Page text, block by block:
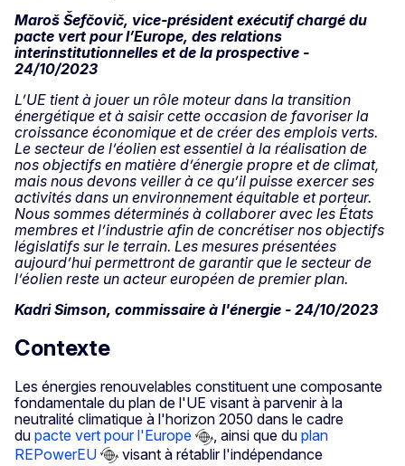
Maroš Šefčovič, vice-président exécutif chargé du
pacte vert pour l’Europe, des relations
interinstitutionnelles et de la prospective -
24/10/2023
L’UE tient à jouer un rôle moteur dans la transition
énergétique et à saisir cette occasion de favoriser la
croissance économique et de créer des emplois verts.
Le secteur de l’éolien est essentiel à la réalisation de
nos objectifs en matière d’énergie propre et de climat,
mais nous devons veiller à ce qu’il puisse exercer ses
activités dans un environnement équitable et porteur.
Nous sommes déterminés à collaborer avec les États
membres et l’industrie afin de concrétiser nos objectifs
législatifs sur le terrain. Les mesures présentées
aujourd’hui permettront de garantir que le secteur de
l’éolien reste un acteur européen de premier plan.
Kadri Simson, commissaire à l'énergie - 24/10/2023
Contexte
Les énergies renouvelables constituent une composante
fondamentale du plan de l'UE visant à parvenir à la
neutralité climatique à l'horizon 2050 dans le cadre
du pacte vert pour l'Europe , ainsi que du plan
REPowerEU
visant à rétablir l'indépendance